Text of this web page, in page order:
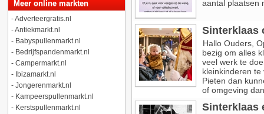
Meer online markten
-Adverteergratis.nl
-Antiekmarkt.nl
- Babyspullenmarkt.nl
- Bedrijfspandenmarkt.nl
- Campermarkt.nl
- Ibizamarkt.nl
- Jongerenmarkt.nl
- Kampeerspullenmarkt.nl
- Kerstspullenmarkt.nl
aantal plaatsen
Sinterklaas
Hallo Ouders,
bezig om alles
veel werk te
kleinkinderen
Pieten dan
of omgeving
Sinterklaas